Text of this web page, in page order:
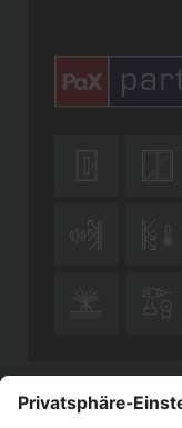
 
 